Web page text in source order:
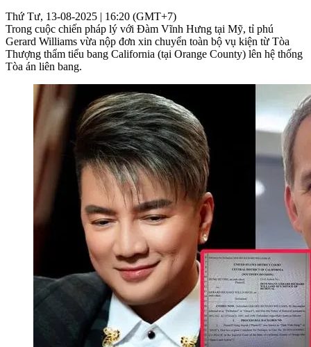
Thứ Tư, 13-08-2025 | 16:20 (GMT+7)
Trong cuộc chiến pháp lý với Đàm Vĩnh Hưng tại Mỹ, tỉ phú
Gerard Williams vừa nộp đơn xin chuyển toàn bộ vụ kiện từ Tòa
Thượng thẩm tiểu bang California (tại Orange County) lên hệ thống
Tòa án liên bang.